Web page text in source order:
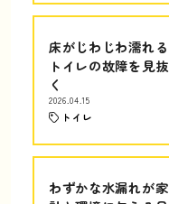
床がじわじわ濡れる
トイレの故障を見抜
く
2026.04.15
トイレ
わずかな水漏れが家